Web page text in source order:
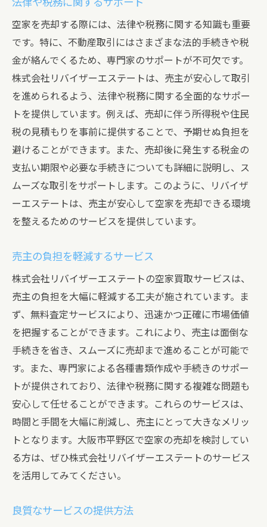
法律や税務に関するサポート
空家を売却する際には、法律や税務に関する知識も重要
です。特に、不動産取引にはさまざまな法的手続きや税
金が絡んでくるため、専門家のサポートが不可欠です。
株式会社リバイザーエステートは、売主が安心して取引
を進められるよう、法律や税務に関する全面的なサポー
トを提供しています。例えば、売却に伴う所得税や住民
税の見積もりを事前に提供することで、予期せぬ負担を
避けることができます。また、売却後に発生する税金の
支払い期限や必要な手続きについても詳細に説明し、ス
ムーズな取引をサポートします。このように、リバイザ
ーエステートは、売主が安心して空家を売却できる環境
を整えるためのサービスを提供しています。
売主の負担を軽減するサービス
株式会社リバイザーエステートの空家買取サービスは、
売主の負担を大幅に軽減する工夫が施されています。ま
ず、無料査定サービスにより、迅速かつ正確に市場価値
を把握することができます。これにより、売主は面倒な
手続きを省き、スムーズに売却まで進めることが可能で
す。また、専門家による各種書類作成や手続きのサポー
トが提供されており、法律や税務に関する複雑な問題も
安心して任せることができます。これらのサービスは、
時間と手間を大幅に削減し、売主にとって大きなメリッ
トとなります。大阪市平野区で空家の売却を検討してい
る方は、ぜひ株式会社リバイザーエステートのサービス
を活用してみてください。
良質なサービスの提供方法